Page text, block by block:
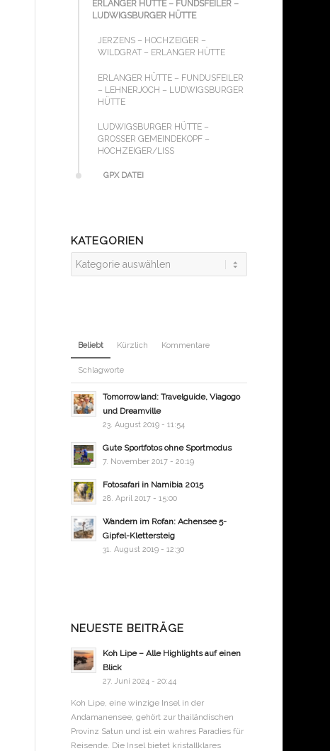
ERLANGER HÜTTE – FUNDSFEILER –
LUDWIGSBURGER HÜTTE
JERZENS – HOCHZEIGER –
WILDGRAT – ERLANGER HÜTTE
ERLANGER HÜTTE – FUNDUSFEILER
– LEHNERJOCH – LUDWIGSBURGER
HÜTTE
LUDWIGSBURGER HÜTTE –
GROSSER GEMEINDEKOPF – H
OCHZEIGER/LISS
GPX DATEI
KATEGORIEN
Kategorien
Beliebt Kürzlich Kommentare
Schlagworte
Tomorrowland: Travelguide, Viagogo
und Dreamville
23. August 2019 - 11:54
Gute Sportfotos ohne Sportmodus
7. November 2017 - 20:19
Fotosafari in Namibia 2015
28. April 2017 - 15:00
Wandern im Rofan: Achensee 5-
Gipfel-Klettersteig
31. August 2019 - 12:30
NEUESTE BEITRÄGE
Koh Lipe – Alle Highlights auf einen
Blick
27. Juni 2024 - 20:44
Koh Lipe, eine winzige Insel in der
Andamanensee, gehört zur thailändischen
Provinz Satun und ist ein wahres Paradies für
Reisende. Die Insel bietet kristallklares